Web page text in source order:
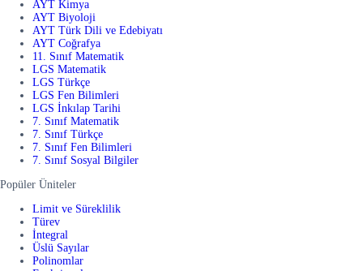
AYT Kimya
AYT Biyoloji
AYT Türk Dili ve Edebiyatı
AYT Coğrafya
11. Sınıf Matematik
LGS Matematik
LGS Türkçe
LGS Fen Bilimleri
LGS İnkılap Tarihi
7. Sınıf Matematik
7. Sınıf Türkçe
7. Sınıf Fen Bilimleri
7. Sınıf Sosyal Bilgiler
Popüler Üniteler
Limit ve Süreklilik
Türev
İntegral
Üslü Sayılar
Polinomlar